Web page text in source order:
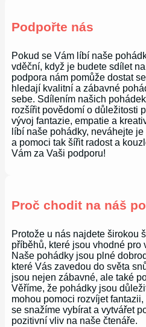
Podpořte nás
Pokud se Vám líbí naše
vděční, když je budete sdílet
podpora nám pomůže dostat
hledají kvalitní a zábavné
sebe. Sdílením našich
rozšířit povědomí o důležitosti
vývoj fantazie, empatie a
líbí naše pohádky, neváhejte
a pomoci tak šířit radost a
Vám za Vaši podporu!
Proč chodit na náš
Protože u nás najdete širokou
příběhů, které jsou vhodné pro
Naše pohádky jsou plné
které Vás zavedou do světa
jsou nejen zábavné, ale také
Věříme, že pohádky jsou
mohou pomoci rozvíjet
se snažíme vybírat a vytvářet
pozitivní vliv na naše čtenáře.